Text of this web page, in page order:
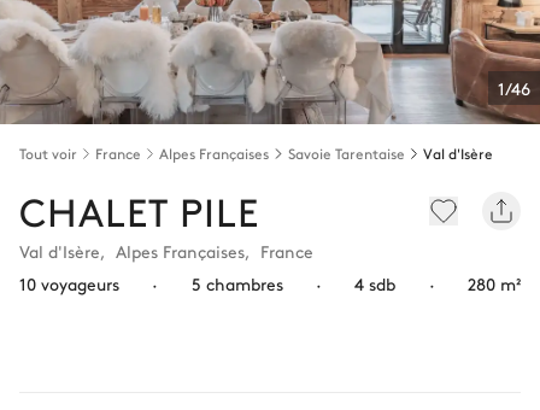
1/46
Tout voir France Alpes Françaises Savoie Tarentaise Val d'Isère
CHALET PILE
Val d'Isère, Alpes Françaises, France
10 voyageurs
· 5 chambres · 4 sdb · 280 m²